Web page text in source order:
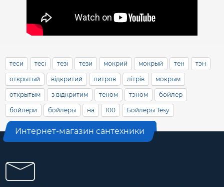
теси тесі тезі тези мокрий мокрый тен тэн
открытый відкритий литров літрів мокрым
открытым з відкритим теном тэном бойлер
бойлери бойлеры на 100 Бойлеры Tesy
Интернет-магазин сантехники